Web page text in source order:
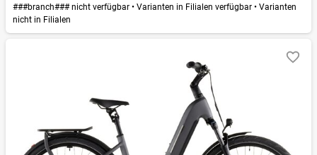
###branch### nicht verfügbar • Varianten in Filialen verfügbar • Varianten
nicht in Filialen